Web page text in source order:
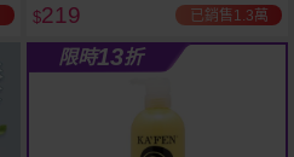
$219 已銷售1.3萬
限時13折